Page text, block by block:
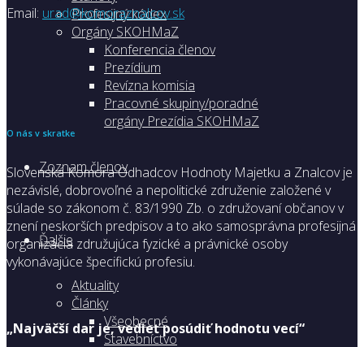
Profesijný kódex
Orgány SKOHMaZ
Konferencia členov
Prezídium
Revízna komisia
Pracovné skupiny/poradné
orgány Prezídia SKOHMaZ
Zoznam členov
Ďalšie
Aktuality
Články
Všeobecné
Stavebníctvo
Email: urad@komoraznalcov.sk
O nás v skratke
Slovenská Komora Odhadcov Hodnoty Majetku a Znalcov je
nezávislé, dobrovoľné a nepolitické združenie založené v
súlade so zákonom č. 83/1990 Zb. o združovaní občanov v
znení neskorších predpisov a to ako samosprávna profesijná
organizácia združujúca fyzické a právnické osoby
vykonávajúce špecifickú profesiu.
„Najväčší dar je, vedieť posúdiť hodnotu vecí“